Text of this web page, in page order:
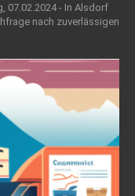
07.02.2024 - In Alsdorf
nach zuverlässigen